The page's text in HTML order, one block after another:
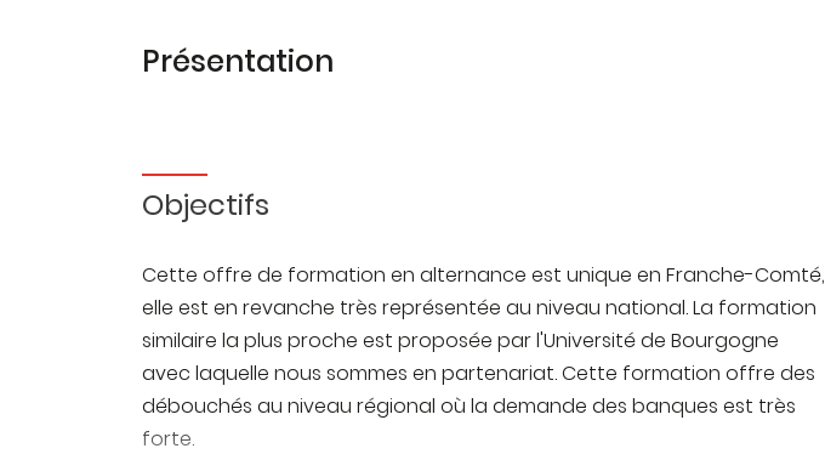
Présentation
Objectifs
Cette offre de formation en alternance est unique en Franche-Comté,
elle est en revanche très représentée au niveau national. La formation
similaire la plus proche est proposée par l'Université de Bourgogne
avec laquelle nous sommes en partenariat. Cette formation offre des
débouchés au niveau régional où la demande des banques est très
forte.